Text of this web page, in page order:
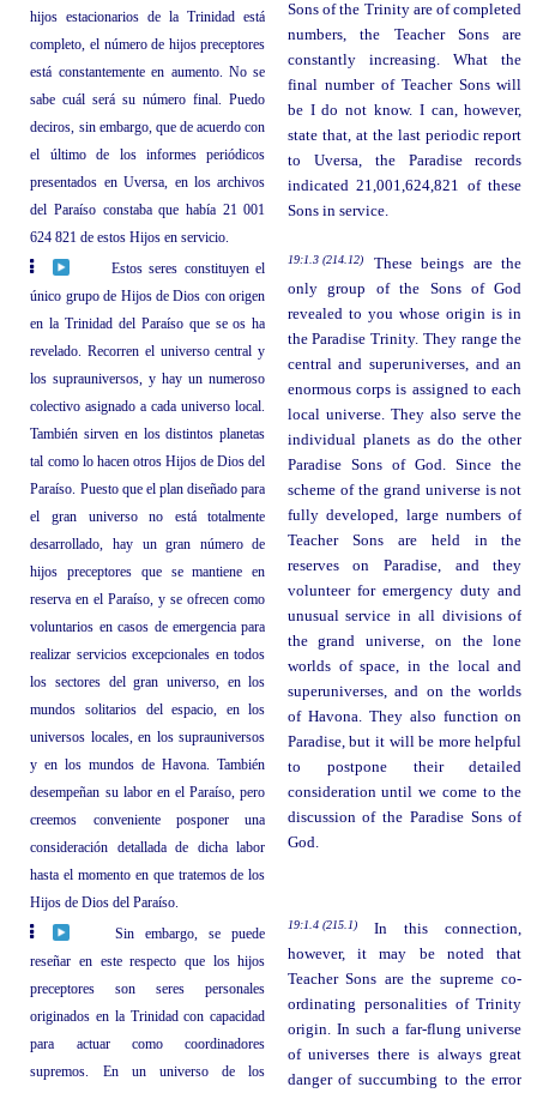
hijos estacionarios de la Trinidad está
completo, el número de hijos preceptores
está constantemente en aumento. No se
sabe cuál será su número final. Puedo
deciros, sin embargo, que de acuerdo con
el último de los informes periódicos
presentados en Uversa, en los archivos
del Paraíso constaba que había 21 001
624 821 de estos Hijos en servicio.
Sons of the Trinity are of completed
numbers, the Teacher Sons are
constantly increasing. What the
final number of Teacher Sons will
be I do not know. I can, however,
state that, at the last periodic report
to Uversa, the Paradise records
indicated 21,001,624,821 of these
Sons in service.
Estos seres constituyen el
único grupo de Hijos de Dios con origen
en la Trinidad del Paraíso que se os ha
revelado. Recorren el universo central y
los suprauniversos, y hay un numeroso
colectivo asignado a cada universo local.
También sirven en los distintos planetas
tal como lo hacen otros Hijos de Dios del
Paraíso. Puesto que el plan diseñado para
el gran universo no está totalmente
desarrollado, hay un gran número de
hijos preceptores que se mantiene en
reserva en el Paraíso, y se ofrecen como
voluntarios en casos de emergencia para
realizar servicios excepcionales en todos
los sectores del gran universo, en los
mundos solitarios del espacio, en los
universos locales, en los suprauniversos
y en los mundos de Havona. También
desempeñan su labor en el Paraíso, pero
creemos conveniente posponer una
consideración detallada de dicha labor
hasta el momento en que tratemos de los
Hijos de Dios del Paraíso.
19:1.3 (214.12)
These beings are the
only group of the Sons of God
revealed to you whose origin is in
the Paradise Trinity. They range the
central and superuniverses, and an
enormous corps is assigned to each
local universe. They also serve the
individual planets as do the other
Paradise Sons of God. Since the
scheme of the grand universe is not
fully developed, large numbers of
Teacher Sons are held in the
reserves on Paradise, and they
volunteer for emergency duty and
unusual service in all divisions of
the grand universe, on the lone
worlds of space, in the local and
superuniverses, and on the worlds
of Havona. They also function on
Paradise, but it will be more helpful
to postpone their detailed
consideration until we come to the
discussion of the Paradise Sons of
God.
Sin embargo, se puede
reseñar en este respecto que los hijos
preceptores son seres personales
originados en la Trinidad con capacidad
para actuar como coordinadores
supremos. En un universo de los
19:1.4 (215.1)
In this connection,
however, it may be noted that
Teacher Sons are the supreme co-
ordinating personalities of Trinity
origin. In such a far-flung universe
of universes there is always great
danger of succumbing to the error